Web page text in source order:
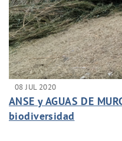
08 JUL 2020
ANSE y AGUAS DE
biodiversidad